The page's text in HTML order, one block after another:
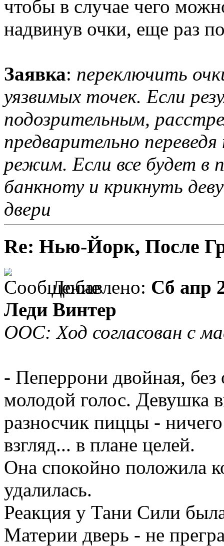
чтобы в случае чего
надвинув очки, еще раз
Заявка: переключить
уязвимых точек. Если
подозрительным,
предварительно
режим. Если все будет в
банкноту и крикнуть
двери
Re: Нью-Йорк, После
Добавлено: Сб апр
Леди Винтер
ООС: Ход согласован с
- Пеперрони двойная, без
молодой голос. Девушка
разносчик пиццы -
взгляд... в плане целей.
Она спокойно положила
удалилась.
Реакция у Тани Сили
Материи дверь - не